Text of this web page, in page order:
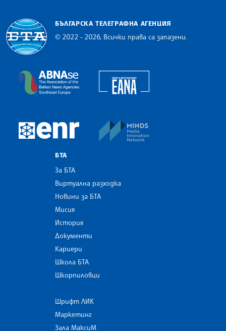
БЪЛГАРСКА ТЕЛЕГРАФНА АГЕНЦИЯ
© 2022 - 2026, Всички права са запазени.
The Assocoation of the Balkan News Agencies
European Newsroom
БТА
За БТА
Виртуална разходка
Новини за БТА
Мисия
История
Документи
Кариери
Школа БТА
Шкорпиловци
Шрифт ЛИК
Маркетинг
Зала МаксиМ